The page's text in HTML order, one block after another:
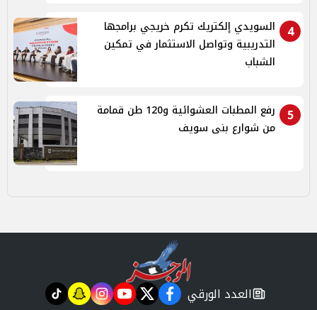
4
السويدي إلكتريك تكرم خريجي برامجها
التدريبية وتواصل الاستثمار في تمكين
الشباب
5
رفع المطبات العشوائية و120 طن قمامة
من شوارع بنى سويف
newspaper
العدد الورقي facebook
twitter
youtube
instagram
snapchat
tiktok